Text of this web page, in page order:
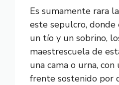
Es sumamente rara
este sepulcro,
un tío y un sobrino,
maestrescuela de
una cama o urna,
frente sostenido por